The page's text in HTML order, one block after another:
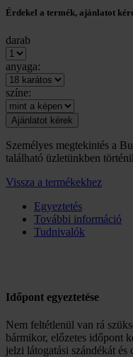
Érdekel a termék, ajánlatot
darab
anyaga:
színe:
Személyes megtekintés a
található üzletünkben
Vissza a termékekhez
Egyeztetés
További információ
Tudnivalók
Időpont egyeztetése
Nem feltétlenül van rá
bármikor, előzetes időpont
jelzi látogatási szándékát